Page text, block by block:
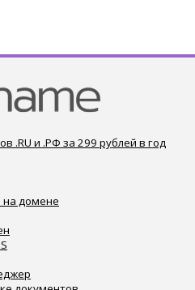
.RU и .РФ за 299 рублей в год
на домене